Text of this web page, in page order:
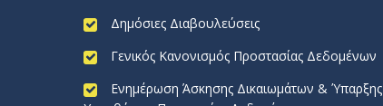
Δημόσιες Διαβουλεύσεις
Γενικός Κανονισμός Προστασίας Δεδομένων
Ενημέρωση Άσκησης Δικαιωμάτων & Ύπαρξης